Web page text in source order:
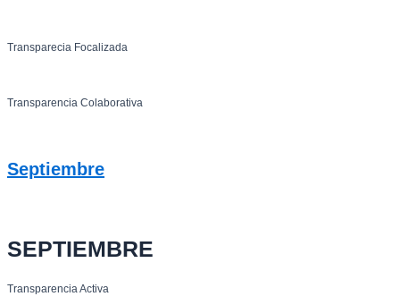
Transparecia Focalizada
Transparencia Colaborativa
Septiembre
SEPTIEMBRE
Transparencia Activa